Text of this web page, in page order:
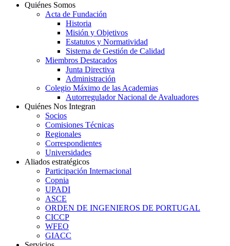
Quiénes Somos
Acta de Fundación
Historia
Misión y Objetivos
Estatutos y Normatividad
Sistema de Gestión de Calidad
Miembros Destacados
Junta Directiva
Administración
Colegio Máximo de las Academias
Autorregulador Nacional de Avaluadores
Quiénes Nos Integran
Socios
Comisiones Técnicas
Regionales
Correspondientes
Universidades
Aliados estratégicos
Participación Internacional
Copnia
UPADI
ASCE
ORDEN DE INGENIEROS DE PORTUGAL
CICCP
WFEO
GIACC